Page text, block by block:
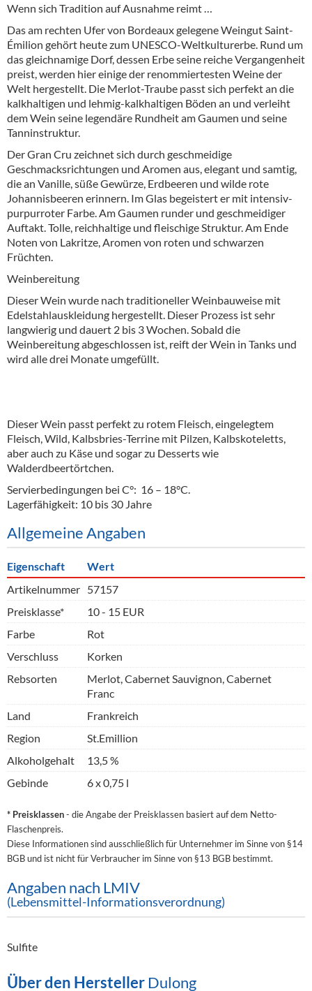
Wenn sich Tradition auf Ausnahme reimt …
Das am rechten Ufer von Bordeaux gelegene Weingut Saint-
Émilion gehört heute zum UNESCO-Weltkulturerbe. Rund um
das gleichnamige Dorf, dessen Erbe seine reiche Vergangenheit
preist, werden hier einige der renommiertesten Weine der
Welt hergestellt. Die Merlot-Traube passt sich perfekt an die
kalkhaltigen und lehmig-kalkhaltigen Böden an und verleiht
dem Wein seine legendäre Rundheit am Gaumen und seine
Tanninstruktur.
Der Gran Cru zeichnet sich durch geschmeidige
Geschmacksrichtungen und Aromen aus, elegant und samtig,
die an Vanille, süße Gewürze, Erdbeeren und wilde rote
Johannisbeeren erinnern. Im Glas begeistert er mit intensiv-
purpurroter Farbe. Am Gaumen runder und geschmeidiger
Auftakt. Tolle, reichhaltige und fleischige Struktur. Am Ende
Noten von Lakritze, Aromen von roten und schwarzen
Früchten.
Weinbereitung
Dieser Wein wurde nach traditioneller Weinbauweise mit
Edelstahlauskleidung hergestellt. Dieser Prozess ist sehr
langwierig und dauert 2 bis 3 Wochen. Sobald die
Weinbereitung abgeschlossen ist, reift der Wein in Tanks und
wird alle drei Monate umgefüllt.
Dieser Wein passt perfekt zu rotem Fleisch, eingelegtem
Fleisch, Wild, Kalbsbries-Terrine mit Pilzen, Kalbskoteletts,
aber auch zu Käse und sogar zu Desserts wie
Walderdbeertörtchen.
Servierbedingungen bei C°: 16 – 18°C.
Lagerfähigkeit:​ 10 bis 30 Jahre
Allgemeine Angaben
Eigenschaft
Wert
Artikelnummer 57157
Preisklasse*
10 - 15 EUR
Farbe
Rot
Verschluss
Korken
Rebsorten
Merlot, Cabernet Sauvignon, Cabernet
Franc
Land
Frankreich
Region
St.Emillion
Alkoholgehalt
13,5 %
Gebinde
6 x 0,75 l
* Preisklassen- die Angabe der Preisklassen basiert auf dem Netto-
Flaschenpreis.
Diese Informationen sind ausschließlich für Unternehmer im Sinne von §14
BGB und ist nicht für Verbraucher im Sinne von §13 BGB bestimmt.
Angaben nach LMIV
(Lebensmittel-Informationsverordnung)
Sulfite
Über den Hersteller Dulong